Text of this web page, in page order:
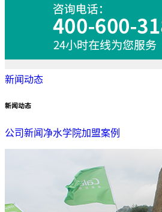
新闻动态
新闻动态
公司新闻 净水学院加盟案例